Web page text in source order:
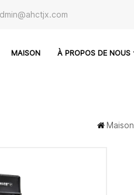
MAISON À PROPOS DE NOUS
Maison